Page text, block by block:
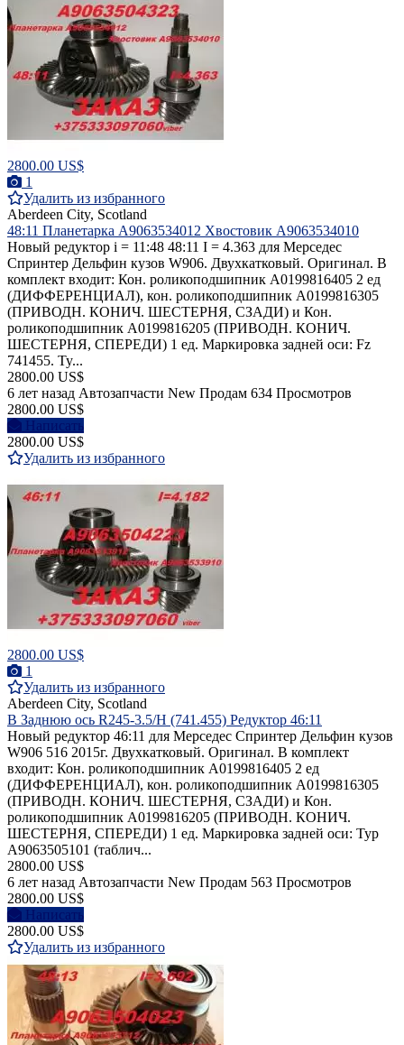
2800.00 US$
1
Удалить из избранного
Aberdeen City, Scotland
48:11 Планетарка A9063534012 Хвостовик A9063534010
Новый редуктор i = 11:48 48:11 I = 4.363 для Мерседес
Спринтер Дельфин кузов W906. Двухкатковый. Оригинал. В
комплект входит: Кон. роликоподшипник A0199816405 2 ед
(ДИФФЕРЕНЦИАЛ), кон. роликоподшипник A0199816305
(ПРИВОДН. КОНИЧ. ШЕСТЕРНЯ, СЗАДИ) и Кон.
роликоподшипник A0199816205 (ПРИВОДН. КОНИЧ.
ШЕСТЕРНЯ, СПЕРЕДИ) 1 ед. Маркировка задней оси: Fz
741455. Ty...
2800.00 US$
6 лет назад Автозапчасти New Продам 634 Просмотров
2800.00 US$
Написать
2800.00 US$
Удалить из избранного
2800.00 US$
1
Удалить из избранного
Aberdeen City, Scotland
В Заднюю ось R245-3.5/H (741.455) Редуктор 46:11
Новый редуктор 46:11 для Мерседес Спринтер Дельфин кузов
W906 516 2015г. Двухкатковый. Оригинал. В комплект
входит: Кон. роликоподшипник A0199816405 2 ед
(ДИФФЕРЕНЦИАЛ), кон. роликоподшипник A0199816305
(ПРИВОДН. КОНИЧ. ШЕСТЕРНЯ, СЗАДИ) и Кон.
роликоподшипник A0199816205 (ПРИВОДН. КОНИЧ.
ШЕСТЕРНЯ, СПЕРЕДИ) 1 ед. Маркировка задней оси: Typ
A9063505101 (таблич...
2800.00 US$
6 лет назад Автозапчасти New Продам 563 Просмотров
2800.00 US$
Написать
2800.00 US$
Удалить из избранного